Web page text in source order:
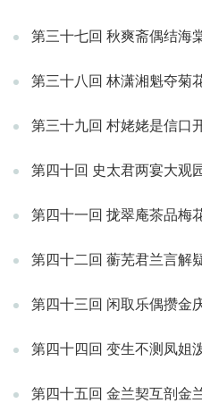
第三十七回 秋爽斋偶结海
第三十八回 林潇湘魁夺菊
第三十九回 村姥姥是信口
第四十回 史太君两宴大观
第四十一回 拢翠庵茶品梅
第四十二回 蘅芜君兰言解
第四十三回 闲取乐偶攒金
第四十四回 变生不测凤姐
第四十五回 金兰契互剖金